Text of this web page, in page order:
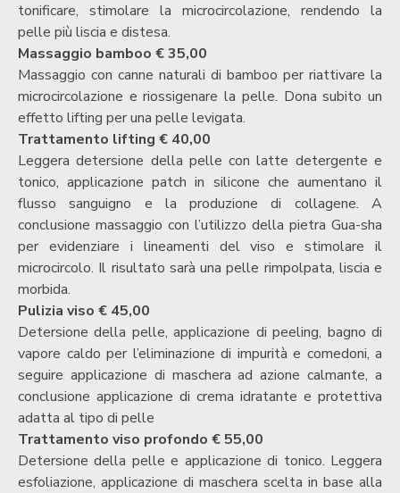
tonificare, stimolare la microcircolazione, rendendo la
pelle più liscia e distesa.
Massaggio bamboo € 35,00
Massaggio con canne naturali di bamboo per riattivare la
microcircolazione e riossigenare la pelle. Dona subito un
effetto lifting per una pelle levigata.
Trattamento lifting € 40,00
Leggera detersione della pelle con latte detergente e
tonico, applicazione patch in silicone che aumentano il
flusso sanguigno e la produzione di collagene. A
conclusione massaggio con l’utilizzo della pietra Gua-sha
per evidenziare i lineamenti del viso e stimolare il
microcircolo. Il risultato sarà una pelle rimpolpata, liscia e
morbida.
Pulizia viso € 45,00
Detersione della pelle, applicazione di peeling, bagno di
vapore caldo per l’eliminazione di impurità e comedoni, a
seguire applicazione di maschera ad azione calmante, a
conclusione applicazione di crema idratante e protettiva
adatta al tipo di pelle
Trattamento viso profondo € 55,00
Detersione della pelle e applicazione di tonico. Leggera
esfoliazione, applicazione di maschera scelta in base alla